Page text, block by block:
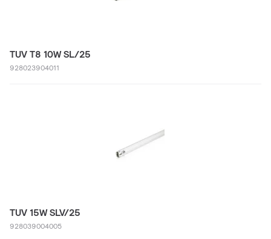
TUV T8 10W SL/25
928023904011
TUV 15W SLV/25
928039004005